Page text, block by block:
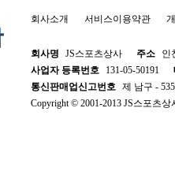
회사소개 서비스이용약관
회사명 JS스포츠상사 주소
인
사업자 등록번호
131-05-50191
통신판매업신고번호 제 남구 -
Copyright © 2001-2013 JS스포츠상